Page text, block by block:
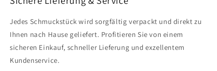
Jedes Schmuckstück wird sorgfältig verpackt und direkt zu
Ihnen nach Hause geliefert. Profitieren Sie von einem
sicheren Einkauf, schneller Lieferung und exzellentem
Kundenservice.